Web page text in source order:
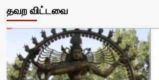
தவற விட்டவை